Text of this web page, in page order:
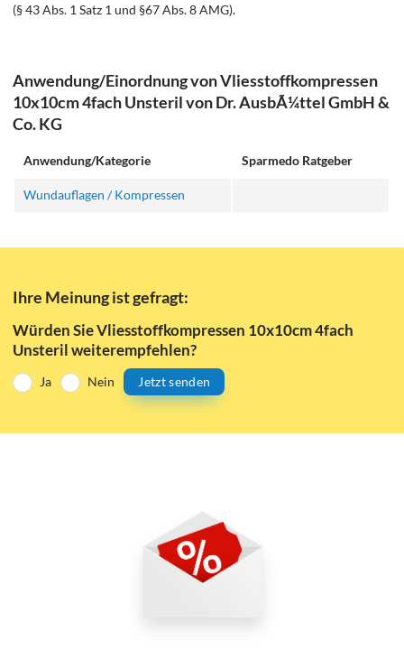
(§ 43 Abs. 1 Satz 1 und §67 Abs. 8 AMG).
Anwendung/Einordnung von Vliesstoffkompressen
10x10cm 4fach Unsteril von Dr. AusbÃ¼ttel GmbH &
Co. KG
Anwendung/Kategorie Sparmedo Ratgeber
Wundauflagen / Kompressen
Ihre Meinung ist gefragt:
Würden Sie Vliesstoffkompressen 10x10cm 4fach
Unsteril weiterempfehlen?
Ja Nein Jetzt senden